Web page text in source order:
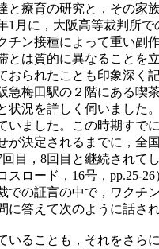
と療育の研究と，その家
1月に，大阪高等裁判所
チン接種によって重い副
とは質的に異なることを
おられたことも印象深く
梅田駅の２階にある喫
と状況を詳しく伺いまし
いました。この時期すで
が決定されるまでに，全
目，8回目と継続され
ロード，16号，pp.25-26
の証言の中で，ワクチ
に答えて次のように話さ
ることも，それをさら